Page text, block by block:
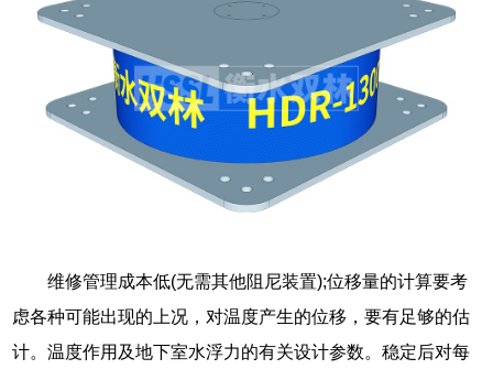
维修管理成本低(无需其他阻尼装置);位移量的计算要考
虑各种可能出现的上况，对温度产生的位移，要有足够的估
计。温度作用及地下室水浮力的有关设计参数。稳定后对每